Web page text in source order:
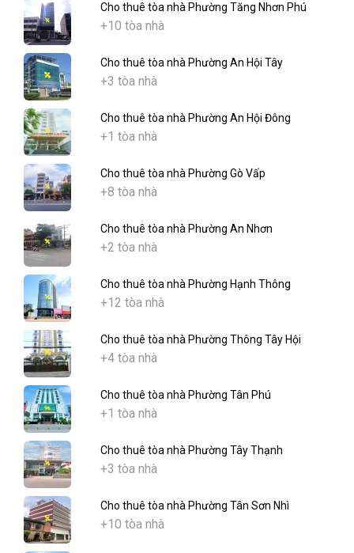
Cho thuê tòa nhà Phường Tăng Nhơn Phú
+10 tòa nhà
Cho thuê tòa nhà Phường An Hội Tây
+3 tòa nhà
Cho thuê tòa nhà Phường An Hội Đông
+1 tòa nhà
Cho thuê tòa nhà Phường Gò Vấp
+8 tòa nhà
Cho thuê tòa nhà Phường An Nhơn
+2 tòa nhà
Cho thuê tòa nhà Phường Hạnh Thông
+12 tòa nhà
Cho thuê tòa nhà Phường Thông Tây Hội
+4 tòa nhà
Cho thuê tòa nhà Phường Tân Phú
+1 tòa nhà
Cho thuê tòa nhà Phường Tây Thạnh
+3 tòa nhà
Cho thuê tòa nhà Phường Tân Sơn Nhì
+10 tòa nhà